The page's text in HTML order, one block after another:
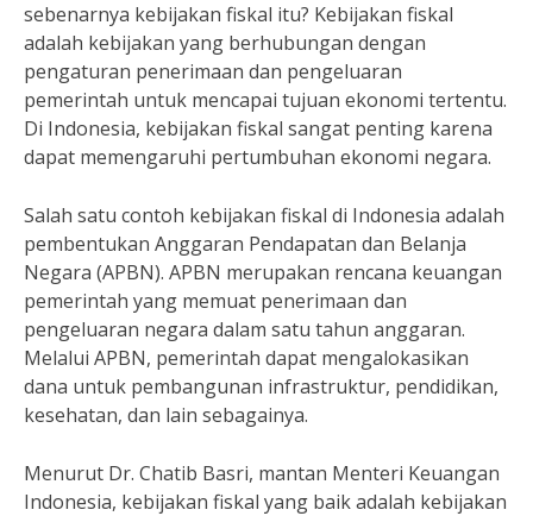
sebenarnya kebijakan fiskal itu? Kebijakan fiskal
adalah kebijakan yang berhubungan dengan
pengaturan penerimaan dan pengeluaran
pemerintah untuk mencapai tujuan ekonomi tertentu.
Di Indonesia, kebijakan fiskal sangat penting karena
dapat memengaruhi pertumbuhan ekonomi negara.
Salah satu contoh kebijakan fiskal di Indonesia adalah
pembentukan Anggaran Pendapatan dan Belanja
Negara (APBN). APBN merupakan rencana keuangan
pemerintah yang memuat penerimaan dan
pengeluaran negara dalam satu tahun anggaran.
Melalui APBN, pemerintah dapat mengalokasikan
dana untuk pembangunan infrastruktur, pendidikan,
kesehatan, dan lain sebagainya.
Menurut Dr. Chatib Basri, mantan Menteri Keuangan
Indonesia, kebijakan fiskal yang baik adalah kebijakan